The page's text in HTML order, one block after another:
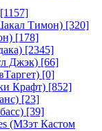
[1157]
Тимон) [320]
[178]
[2345]
Джэк) [66]
[0]
Крафт) [852]
[23]
[39]
(МЗэт Кастом